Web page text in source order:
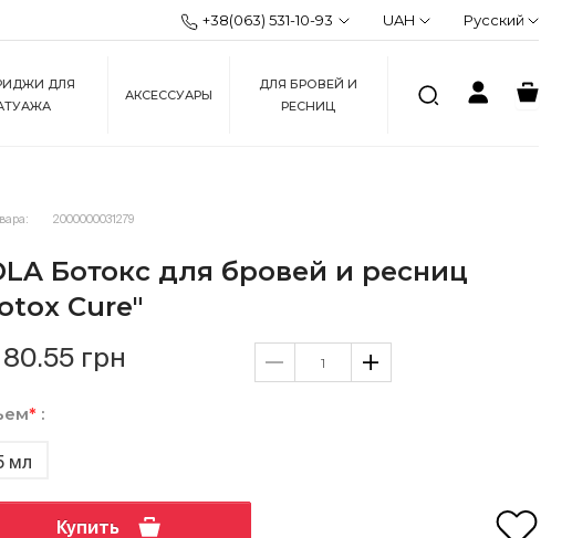
+38(063) 531-10-93 UAH Русский
ДЛЯ
АКСЕССУАРЫ
ДЛЯ БРОВЕЙ И
РЕСНИЦ
2000000031279
Ботокс для бровей и ресниц
Cure"
грн
* :
мл
Купить